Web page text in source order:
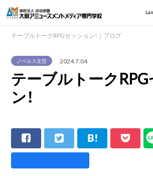
テーブルトークRPGセッション！｜ブログ
ノベルス文芸 2024.7.04
テーブルトーク
ン！